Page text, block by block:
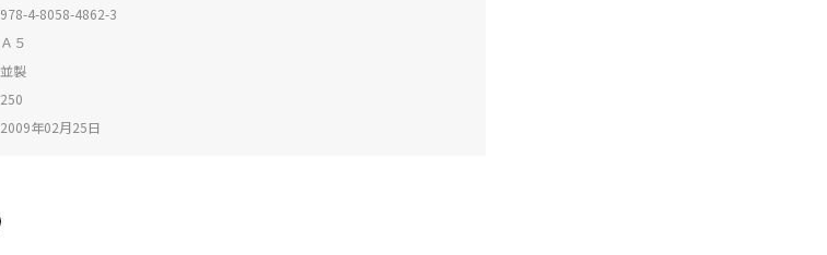
978-4-8058-4862-3
Ａ５
並製
250
2009年02月25日